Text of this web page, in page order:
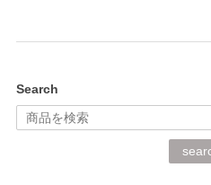
Search